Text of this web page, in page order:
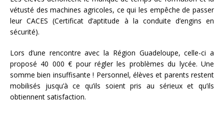
vétusté des machines agricoles, ce qui les empêche de passer
leur CACES (Certificat d’aptitude à la conduite d’engins en
sécurité).
Lors d’une rencontre avec la Région Guadeloupe, celle-ci a
proposé 40 000 € pour régler les problèmes du lycée. Une
somme bien insuffisante ! Personnel, élèves et parents restent
mobilisés jusqu’à ce qu’ils soient pris au sérieux et qu’ils
obtiennent satisfaction.